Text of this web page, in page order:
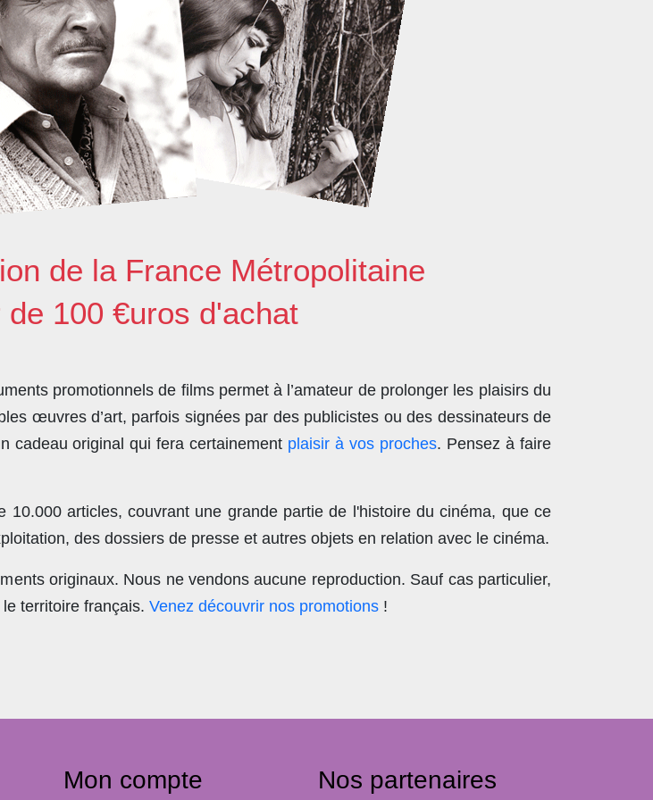
de la France Métropolitaine
100 €uros d'achat
promotionnels de films permet à l’amateur de prolonger les plaisirs du
œuvres d’art, parfois signées par des publicistes ou des dessinateurs de
cadeau original qui fera certainement plaisir à vos proches. Pensez à faire
10.000 articles, couvrant une grande partie de l'histoire du cinéma, que ce
des dossiers de presse et autres objets en relation avec le cinéma.
originaux. Nous ne vendons aucune reproduction. Sauf cas particulier,
territoire français. Venez découvrir nos promotions !
Mon compte Nos partenaires